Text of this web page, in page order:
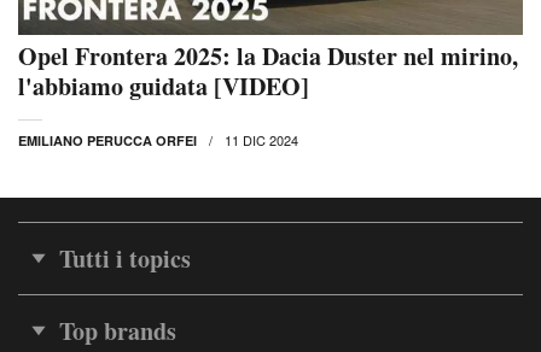
Opel Frontera 2025: la Dacia Duster nel mirino,
l'abbiamo guidata [VIDEO]
EMILIANO PERUCCA ORFEI 11 DIC 2024
Tutti i topics
Top brands